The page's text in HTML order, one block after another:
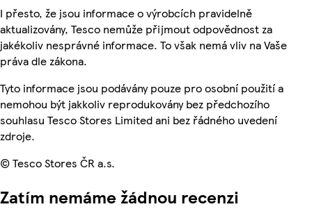
I přesto, že jsou informace o výrobcích pravidelně
aktualizovány, Tesco nemůže přijmout odpovědnost za
jakékoliv nesprávné informace. To však nemá vliv na Vaše
práva dle zákona.
Tyto informace jsou podávány pouze pro osobní použití a
nemohou být jakkoliv reprodukovány bez předchozího
souhlasu Tesco Stores Limited ani bez řádného uvedení
zdroje.
© Tesco Stores ČR a.s.
Zatím nemáme žádnou recenzi